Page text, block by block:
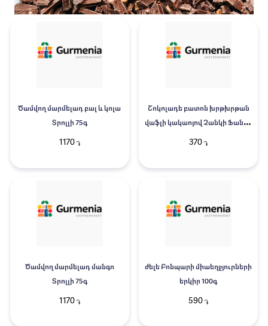
Ծամվող մարմելադ բալ և կոլա
Տրոլլի 75գ
1170֏
Շոկոլադե բատոն խրթխրթան
վաֆլի կակաոյով Չանկի Ֆանկի
40գ
370 ֏
Ծամվող մարմելադ մանգո
Տրոլլի 75գ
1170֏
ժելե Բոնպարի միաեղջյուրների
երկիր 100գ
590 ֏